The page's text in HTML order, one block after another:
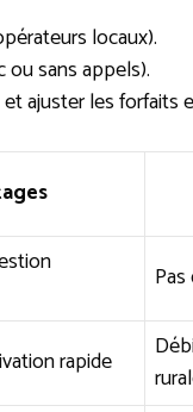
locaux).
sans appels).
ajuster les forfaits
rapide